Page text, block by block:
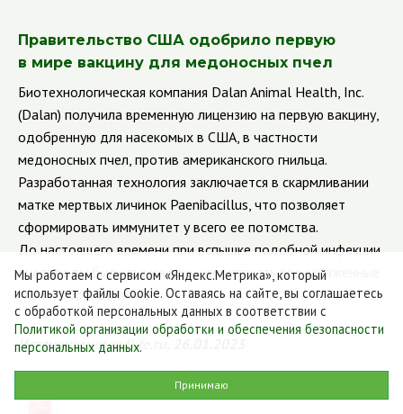
Правительство США одобрило первую
в мире вакцину для медоносных пчел
Биотехнологическая компания Dalan Animal Health, Inc.
(Dalan) получила временную лицензию на первую вакцину,
одобренную для насекомых в США, в частности
медоносных пчел, против американского гнильца.
Разработанная технология заключается в скармливании
матке мертвых личинок Paenibacillus, что позволяет
сформировать иммунитет у всего ее потомства.
До настоящего времени при вспышке подобной инфекции
пчеловоды были вынуждены уничтожать все зараженные
ульи и оборудование.
Источник:vetandlife.ru
Ознакомиться с полным текстом дайджеста
Мы работаем с сервисом «Яндекс.Метрика», который
использует файлы Cookie. Оставаясь на сайте, вы соглашаетесь
с обработкой персональных данных в соответствии с
Политикой организации обработки и обеспечения безопасности
персональных данных.
Принимаю